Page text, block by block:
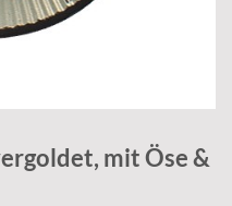
mit Öse &